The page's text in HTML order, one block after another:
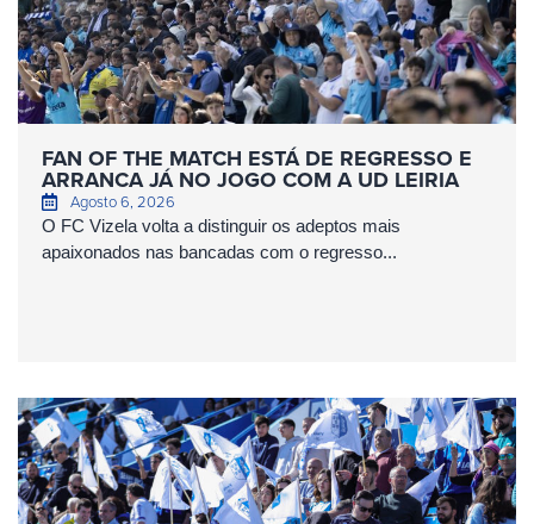
FAN OF THE MATCH ESTÁ DE REGRESSO E
ARRANCA JÁ NO JOGO COM A UD LEIRIA
Agosto 6, 2026
O FC Vizela volta a distinguir os adeptos mais
apaixonados nas bancadas com o regresso...